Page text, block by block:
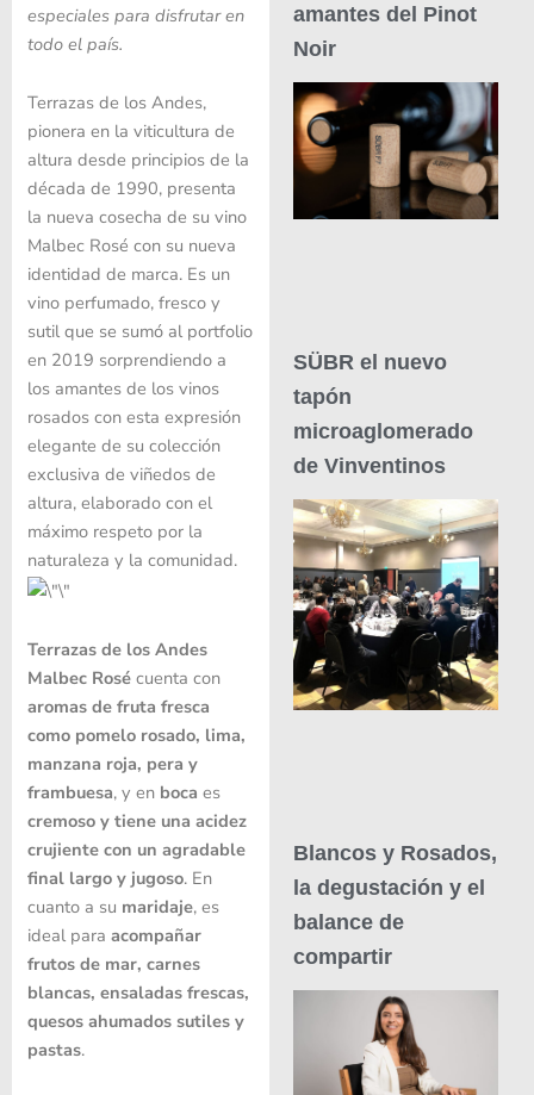
especiales para disfrutar en
todo el país.
Terrazas de los Andes,
pionera en la viticultura de
altura desde principios de la
década de 1990, presenta
la nueva cosecha de su vino
Malbec Rosé con su nueva
identidad de marca. Es un
vino perfumado, fresco y
sutil que se sumó al portfolio
en 2019 sorprendiendo a
los amantes de los vinos
rosados con esta expresión
elegante de su colección
exclusiva de viñedos de
altura, elaborado con el
máximo respeto por la
naturaleza y la comunidad.
Terrazas de los Andes
Malbec Rosécuenta con
aromas de fruta fresca
como pomelo rosado, lima,
manzana roja, pera y
frambuesa, y en boca es
cremoso y tiene una acidez
crujiente con un agradable
final largo y jugoso. En
cuanto a su maridaje, es
ideal para acompañar
frutos de mar, carnes
blancas, ensaladas frescas,
quesos ahumados sutiles y
pastas.
amantes del Pinot
Noir
SÜBR el nuevo
tapón
microaglomerado
de Vinventinos
Blancos y Rosados,
la degustación y el
balance de
compartir